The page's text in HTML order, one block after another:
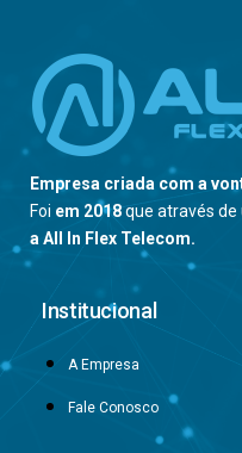
Empresa criada com a
Foi em 2018que através de
a All In Flex Telecom.
Institucional
A Empresa
Fale Conosco